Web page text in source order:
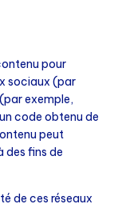
pour
sociaux (par
exemple,
code obtenu de
peut
des fins de
de ces réseaux